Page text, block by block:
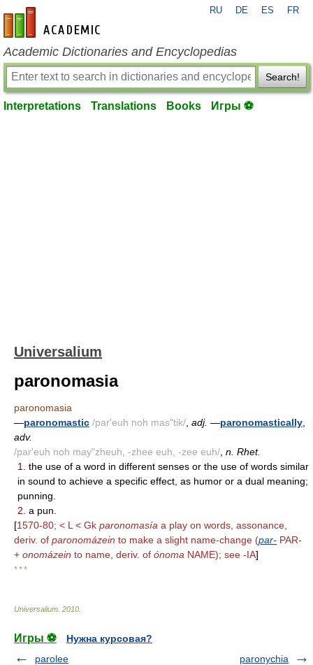
en-academic.com
RU DE ES FR
Academic Dictionaries and Encyclopedias
Search!
Interpretations Translations Books Игры ⚽
Universalium
paronomasia
paronomasia
—paronomastic /par'euh noh mas"tik/ adj. —paronomastically
adv.
/par'euh noh may"zheuh, -zhee euh, -zee euh/ n. Rhet.
1.
the use of a word in different senses or the use of words similar
in sound to achieve a specific effect, as humor or a dual meaning;
punning.
2. a pun.
[1570-80; < L < Gk paronomasía a play on words, assonance,
deriv. of paronomázein to make a slight name-change (par- PAR-
+ onomázein to name, deriv. of ónoma NAME); see -IA]
* * *
Universalium 2010
Игры ⚽
Нужна курсовая?
parolee
paronychia